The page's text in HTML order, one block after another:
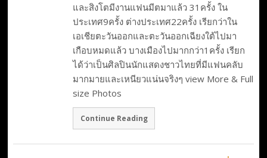
และสิงโตมีงานแฟนมีตมาแล้ว 31ครั้ง ใน
ประเทศ9ครั้ง ต่างประเทศ22ครั้ง เรียกว่าใน
เอเชียตะวันออกและตะวันออกเฉียงใต้ไปมา
เกือบหมดแล้ว บางเมืองไปมากกว่า1ครั้ง เรียก
ได้ว่าเป็นศิลปินนักแสดงชาวไทยที่มีแฟนคลับ
มากมายและเหนียวแน่นจริงๆ view More & Full
size Photos
Continue Reading